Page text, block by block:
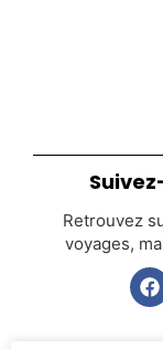
Retrouvez
voyages,